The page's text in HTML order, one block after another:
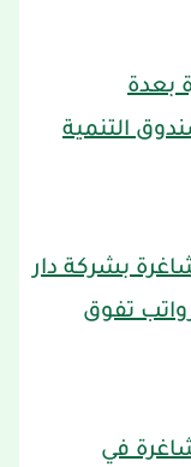
بعدة
التنمية
بشركة دار
تفوق
في